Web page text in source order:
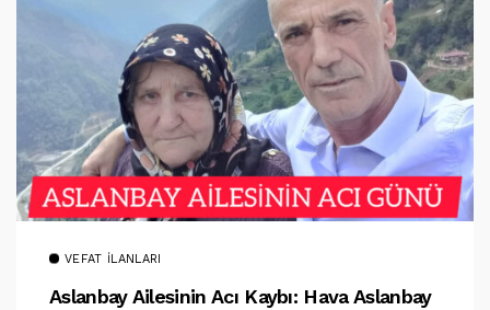
VEFAT İLANLARI
Aslanbay Ailesinin Acı Kaybı: Hava Aslanbay